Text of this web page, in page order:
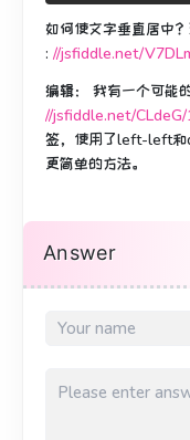
如何使文字垂直居中？
: //jsfiddle.net/
编辑：
我有一个可能
//jsfiddle.net/CLdeG/
签，使用了left-left和
更简单的方法。
Answer